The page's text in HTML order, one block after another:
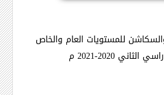
للمستويات العام والخاص
2020-2021 م